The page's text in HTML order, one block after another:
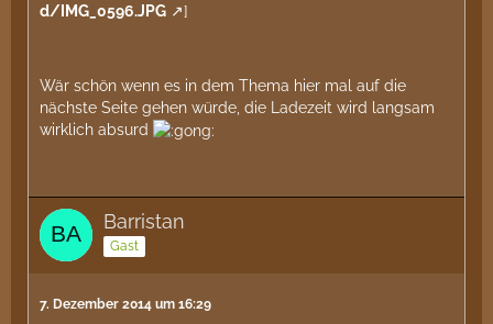
d/IMG_0596.JPG
]
Wär schön wenn es in dem Thema hier mal auf die
nächste Seite gehen würde, die Ladezeit wird langsam
wirklich absurd
Barristan
Gast
7. Dezember 2014 um 16:29